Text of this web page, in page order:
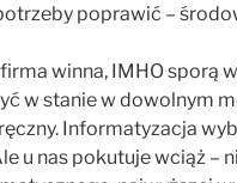
poprawić –
winna, IMHO sporą
w stanie w dowolnym
Informatyzacja
u nas pokutuje wciąż –